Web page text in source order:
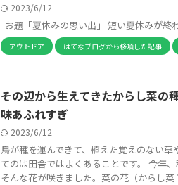
2023/6/12
お題「夏休みの思い出」 短い夏休みが終
アウトドア はてなブログから移項した記事
その辺から生えてきたからし菜の
味あふれすぎ
2023/6/12
鳥が種を運んできて、植えた覚えのない
てのは田舎ではよくあることです。 今年
そんな花が咲きました。菜の花（からし菜